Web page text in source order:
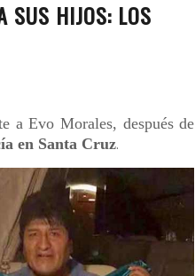
SUS HIJOS: LOS
a Evo Morales, después de
en Santa Cruz.